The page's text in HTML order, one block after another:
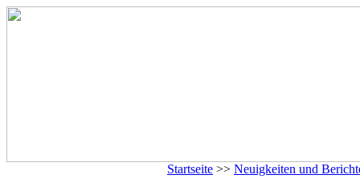
Startseite >> Neuigkeiten und